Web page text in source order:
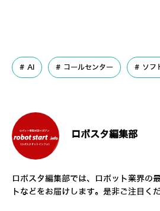
AI コールセンター ソフ
ロボスタ編集部
ロボスタ編集部では、ロボット業界の
トなどをお届けします。是非ご注目くだ